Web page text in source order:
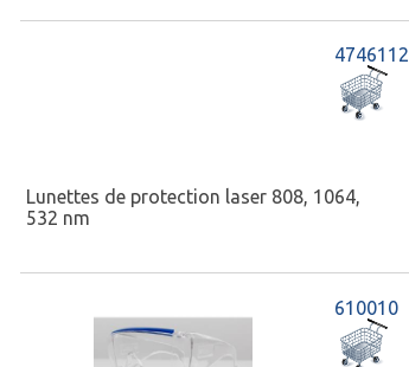
4746112
Lunettes de protection laser 808, 1064,
532 nm
610010